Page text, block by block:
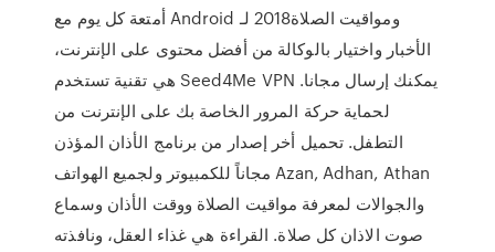
ومواقيت الصلاة2018 لـ Android أمتعة كل يوم مع
الأخبار واختيار بالوكالة من أفضل محتوى على الإنترنت،
يمكنك إرسال مجانا. Seed4Me VPN هي تقنية تستخدم
لحماية حركة المرور الخاصة بك على الإنترنت من
التطفل. تحميل أخر إصدار من برنامج الأذان المؤذن
Azan, Adhan, Athan مجاناً للكمبيوتر ولجميع الهواتف
والجوالات لمعرفة مواقيت الصلاة ووقت الأذان وسماع
صوت الاذان كل صلاة. القراءة هي غذاء العقل، ونافذته